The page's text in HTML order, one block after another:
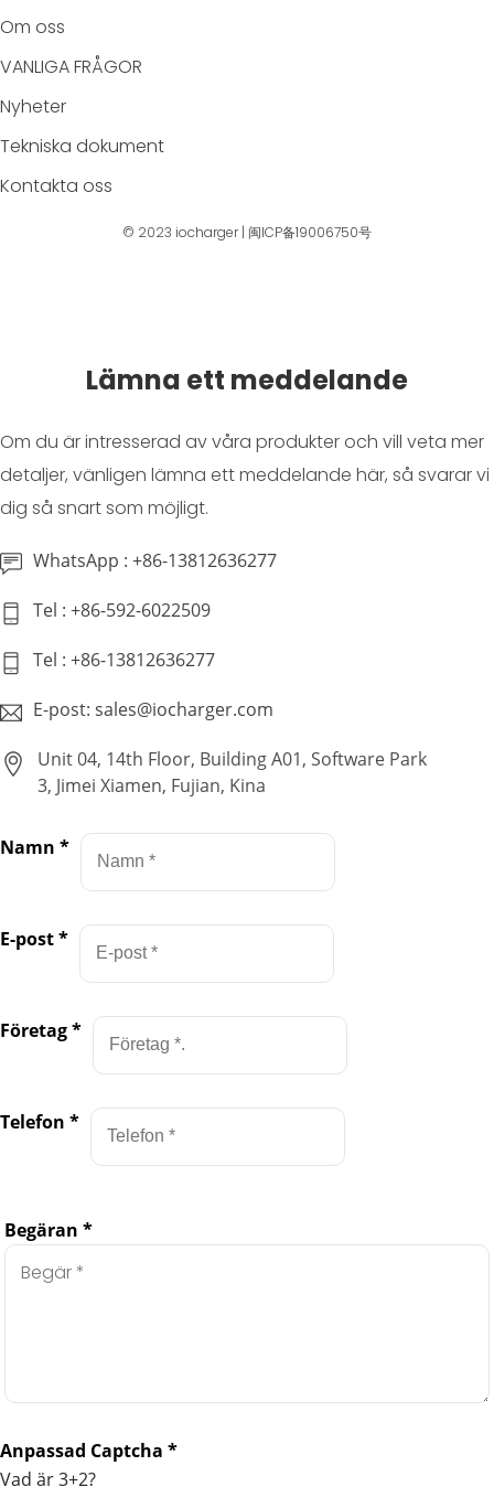
Om oss
VANLIGA FRÅGOR
Nyheter
Tekniska dokument
Kontakta oss
© 2023 iocharger| 闽ICP备19006750号
Lämna ett meddelande
Om du är intresserad av våra produkter och vill veta mer
detaljer, vänligen lämna ett meddelande här, så svarar vi
dig så snart som möjligt.
WhatsApp : +86-13812636277
Tel : +86-592-6022509
Tel : +86-13812636277
E-post: sales@iocharger.com
Unit 04, 14th Floor, Building A01, Software Park
3, Jimei Xiamen, Fujian, Kina
Namn *
E-post*
Företag*
Telefon *
Begäran*
Anpassad Captcha *
Vad är 3+2?